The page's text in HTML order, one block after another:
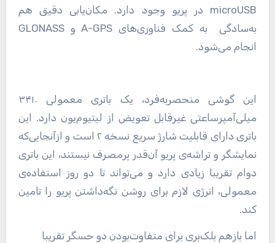
microUSB در پریو وجود دارد. مکان‌یابی دقیق هم
به‌سادگی به کمک فناوری‌های A-GPS و GLONASS
انجام می‌شود.
این گوشی منحصربه‌فرد، یک باتری معمولی ۳۴۱۰
میلی‌آمپرساعتی غیر‌قابل تعویض از لیتیوم‌یون دارد. این
باتری دارای قابلیت شارژ سریع نسخه ۲ است و ازآنجایی‌که
نمایشگر و تراشه‌ی پریو آن‌قدر پرمصرف نیستند، این باتری
دوام تقریبا زیادی دارد و می‌تواند تا دو روز استفاده‌ی
معمولی، انرژی لازم برای روشن نگه‌داشتن پریو را تامین
‌کند.
اما بازهم بلک‌بری برای متفاوت‌بودن دو حسگر تقریبا